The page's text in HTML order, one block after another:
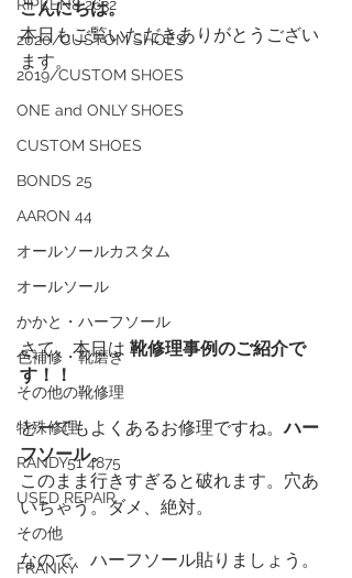
RIPKEN8 2632
2020/CUSTOM SHOES
2019/CUSTOM SHOES
ONE and ONLY SHOES
CUSTOM SHOES
BONDS 25
AARON 44
オールソールカスタム
オールソール
かかと・ハーフソール
色補修・靴磨き
その他の靴修理
特殊修理
RANDY51 4875
USED REPAIR
その他
FRANKY
こんにちは。
本日もご覧いただきありがとうござい
ます。
さて、本日は 靴修理事例のご紹介で
す！！
とーてもよくあるお修理ですね。ハー
フソール。
このまま行きすぎると破れます。穴あ
いちゃう。ダメ、絶対。
なので、ハーフソール貼りましょう。